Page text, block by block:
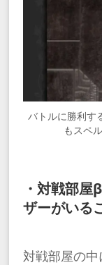
バトルに勝利す
もスペ
・対戦部屋
ザーがいる
対戦部屋の